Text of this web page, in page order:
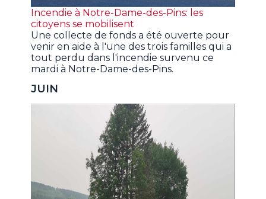
Incendie à Notre-Dame-des-Pins: les
citoyens se mobilisent
Une collecte de fonds a été ouverte pour
venir en aide à l'une des trois familles qui a
tout perdu dans l'incendie survenu ce
mardi à Notre-Dame-des-Pins.
JUIN